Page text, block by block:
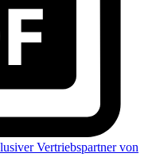
Vertriebspartner von